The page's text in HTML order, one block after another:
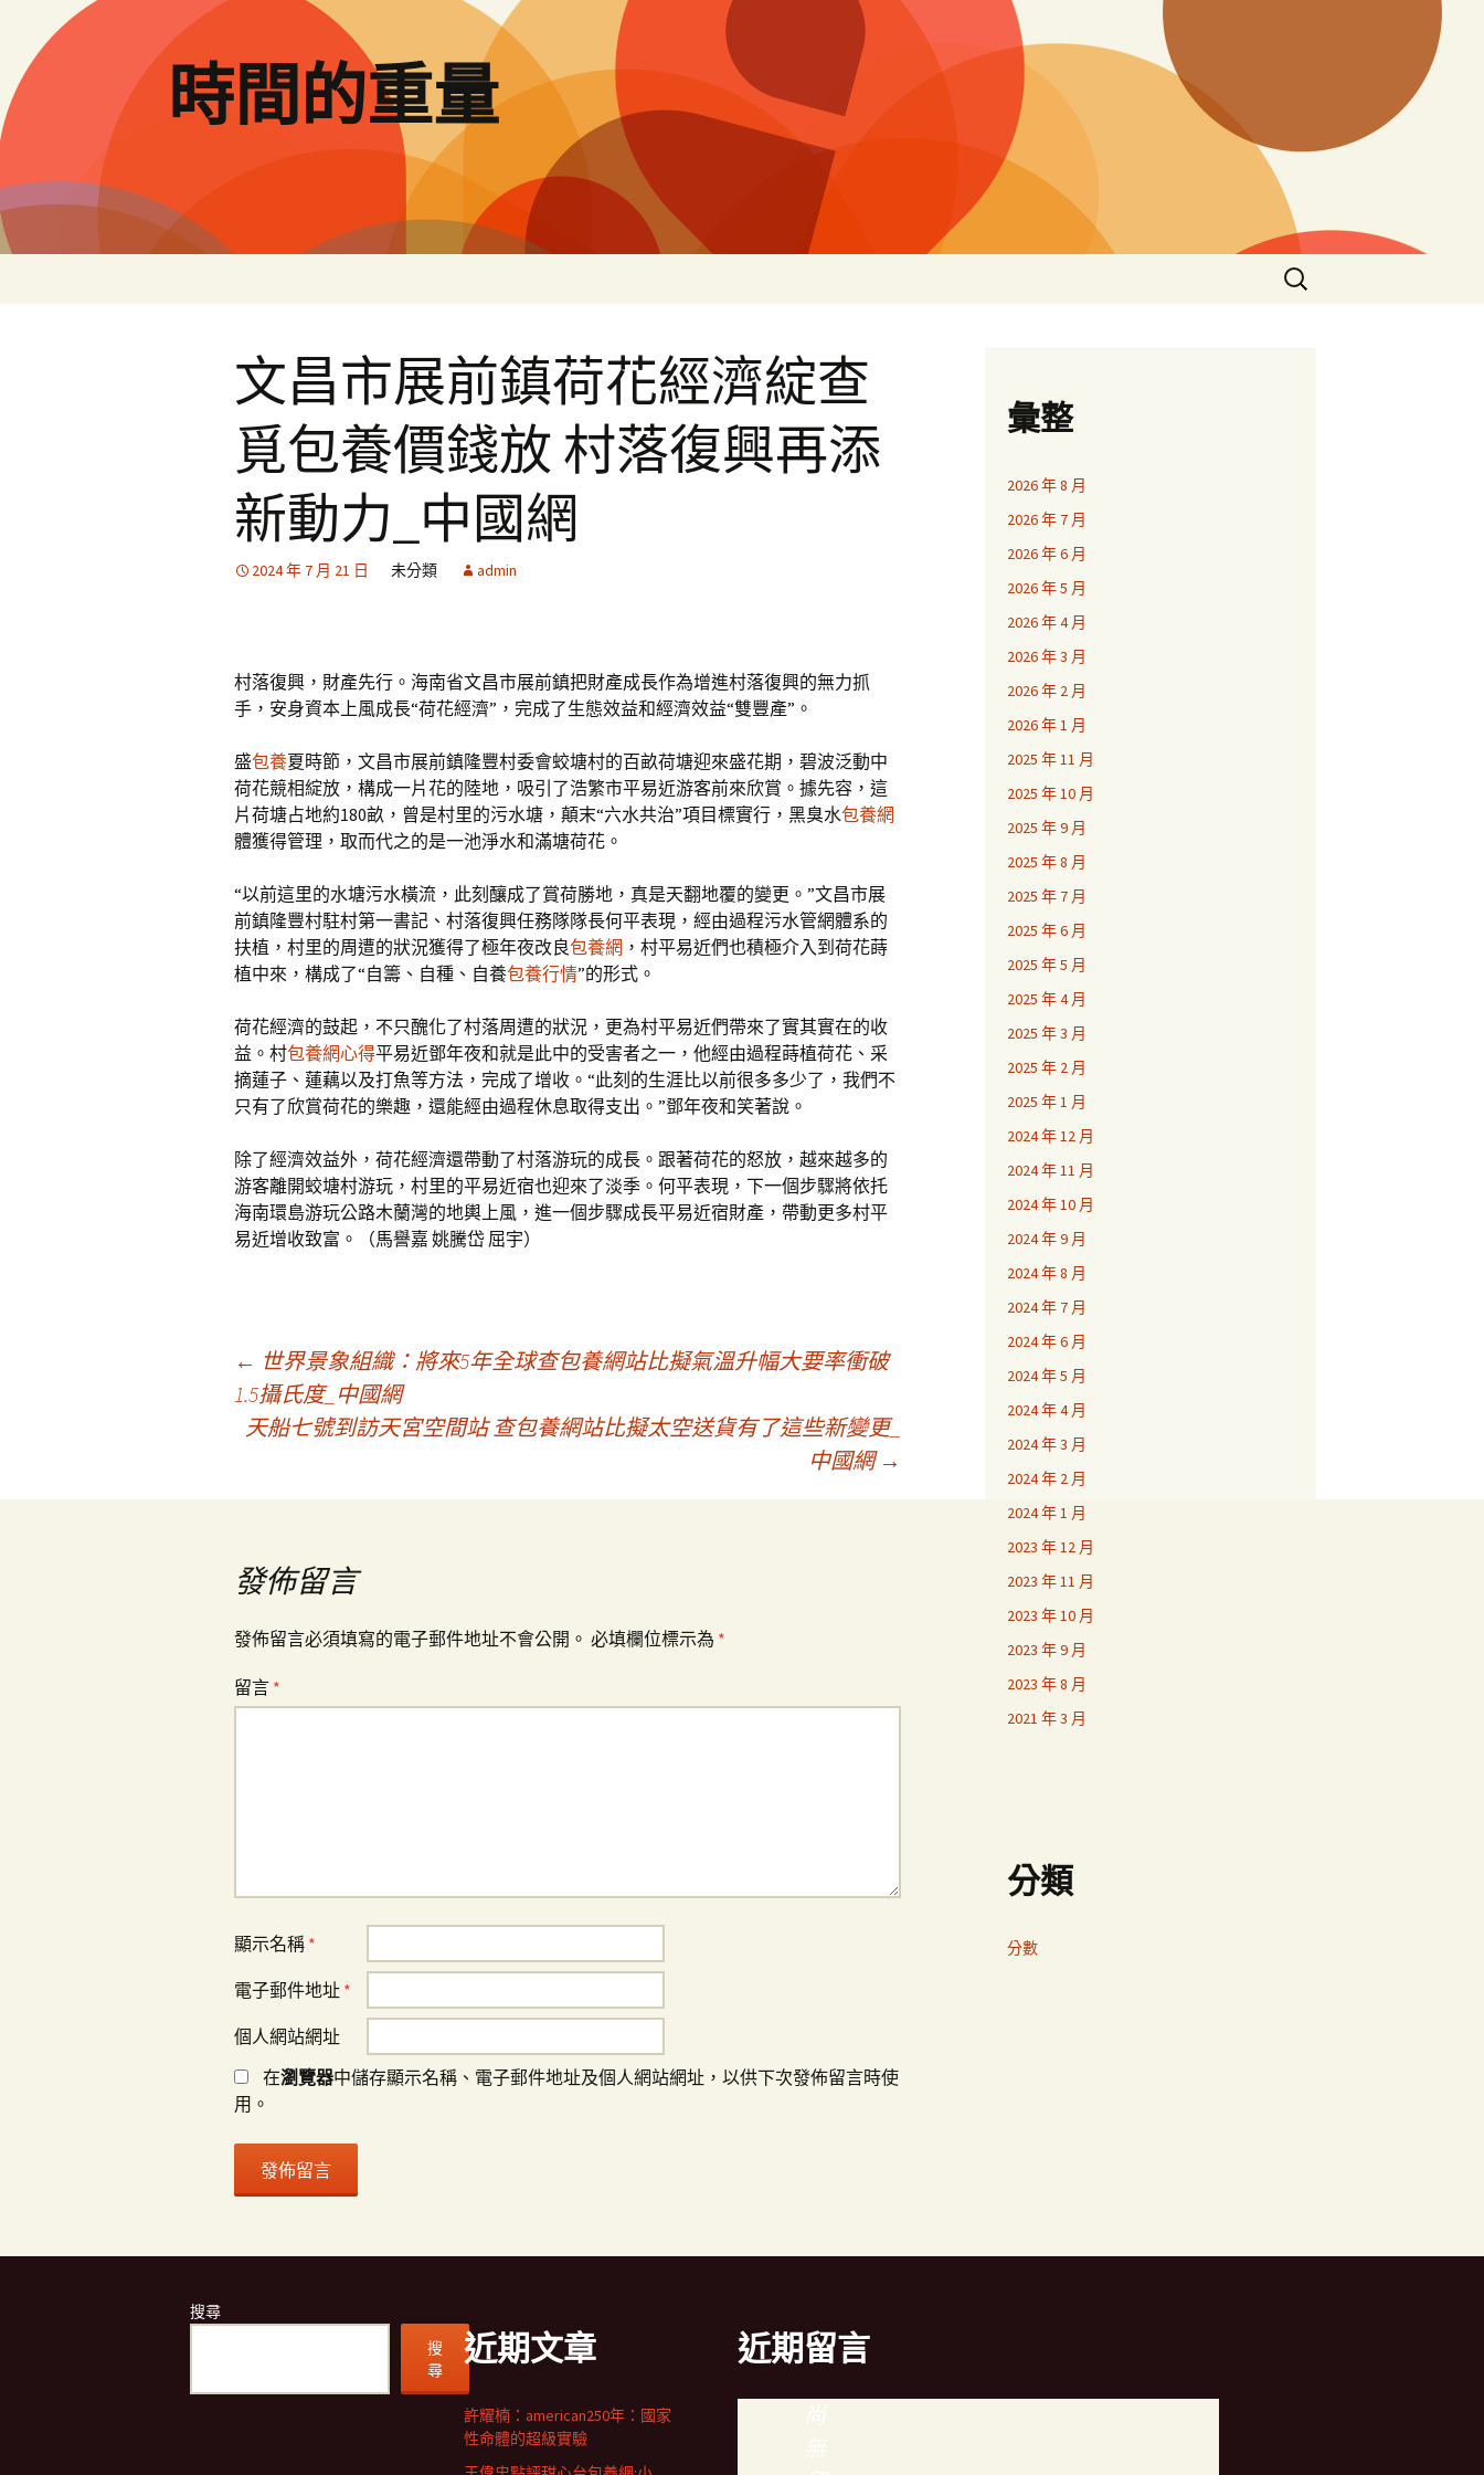
要
內
容
時間的重量
搜
尋
文昌市展前鎮荷花經濟綻查
覓包養價錢放 村落復興再添
新動力_中國網
2024 年 7 月 21 日 未分類 admin
村落復興，財產先行。海南省文昌市展前鎮把財產成長作為增進村落復興的無力抓
手，安身資本上風成長“荷花經濟”，完成了生態效益和經濟效益“雙豐產”。
盛包養夏時節，文昌市展前鎮隆豐村委會蛟塘村的百畝荷塘迎來盛花期，碧波泛動中
荷花競相綻放，構成一片花的陸地，吸引了浩繁市平易近游客前來欣賞。據先容，這
片荷塘占地約180畝，曾是村里的污水塘，顛末“六水共治”項目標實行，黑臭水包養網
體獲得管理，取而代之的是一池淨水和滿塘荷花。
“以前這里的水塘污水橫流，此刻釀成了賞荷勝地，真是天翻地覆的變更。”文昌市展
前鎮隆豐村駐村第一書記、村落復興任務隊隊長何平表現，經由過程污水管網體系的
扶植，村里的周遭的狀況獲得了極年夜改良包養網 ，村平易近們也積極介入到荷花蒔
植中來，構成了“自籌、自種、自養包養行情”的形式。
荷花經濟的鼓起，不只醜化了村落周遭的狀況，更為村平易近們帶來了實其實在的收
益。村包養網心得平易近鄧年夜和就是此中的受害者之一，他經由過程蒔植荷花、采
摘蓮子、蓮藕以及打魚等方法，完成了增收。“此刻的生涯比以前很多多少了，我們不
只有了欣賞荷花的樂趣，還能經由過程休息取得支出。”鄧年夜和笑著說。
除了經濟效益外，荷花經濟還帶動了村落游玩的成長。跟著荷花的怒放，越來越多的
游客離開蛟塘村游玩，村里的平易近宿也迎來了淡季。何平表現，下一個步驟將依托
海南環島游玩公路木蘭灣的地輿上風，進一個步驟成長平易近宿財產，帶動更多村平
易近增收致富。（馬譽嘉 姚騰岱 屈宇）
導
← 世界景象組織：將來5年全球查包養網站比擬氣溫升幅大要率衝破
1.5攝氏度_中國網
天船七號到訪天宮空間站 查包養網站比擬太空送貨有了這些新變更_
中國網 →
發佈留言
發佈留言必須填寫的電子郵件地址不會公開。 必填欄位標示為 *
留言 *
顯示名稱 *
電子郵件地址 *
個人網站網址
在瀏覽器中儲存顯示名稱、電子郵件地址及個人網站網址，以供下次發佈留言時使
用。
彙整
2026 年 8 月
2026 年 7 月
2026 年 6 月
2026 年 5 月
2026 年 4 月
2026 年 3 月
2026 年 2 月
2026 年 1 月
2025 年 11 月
2025 年 10 月
2025 年 9 月
2025 年 8 月
2025 年 7 月
2025 年 6 月
2025 年 5 月
2025 年 4 月
2025 年 3 月
2025 年 2 月
2025 年 1 月
2024 年 12 月
2024 年 11 月
2024 年 10 月
2024 年 9 月
2024 年 8 月
2024 年 7 月
2024 年 6 月
2024 年 5 月
2024 年 4 月
2024 年 3 月
2024 年 2 月
2024 年 1 月
2023 年 12 月
2023 年 11 月
2023 年 10 月
2023 年 9 月
2023 年 8 月
2021 年 3 月
分類
分數
搜尋
搜
尋
近期文章
許耀楠：american250年：國家
性命體的超級實驗
近期留言
尚
無